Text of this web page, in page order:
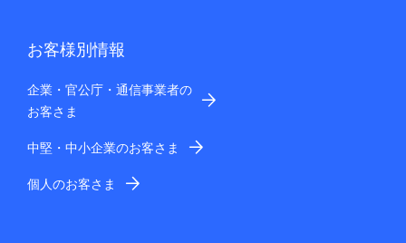
お客様別情報
企業・官公庁・通信事業者の
お客さま
中堅・中小企業のお客さま
個人のお客さま